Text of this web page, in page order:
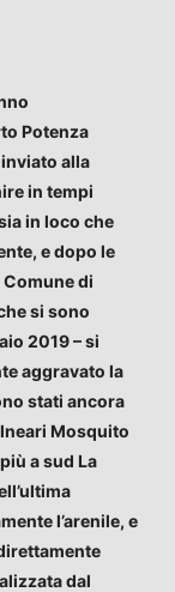
Potenza
alla
in tempi
in loco che
e dopo le
di
si sono
2019 – si
aggravato la
stati ancora
Mosquito
a sud La
l’arenile, e
dal